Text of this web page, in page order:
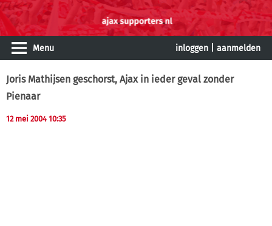
Menu inloggen aanmelden
Joris Mathijsen geschorst, Ajax in ieder geval zonder
Pienaar
12 mei 2004 10:35